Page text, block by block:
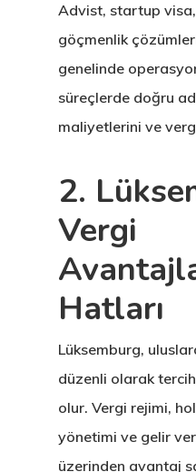
Advist, startup
göçmenlik
genelinde
süreçlerde doğru
maliyetlerini ve
2.
Vergi
Hatları
Lüksemburg,
düzenli olarak
olur. Vergi rejimi,
yönetimi ve gelir
üzerinden avantaj